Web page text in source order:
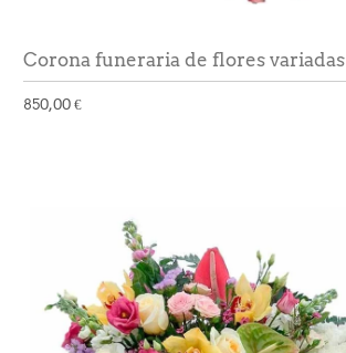
Corona funeraria de flores variadas
850,00 €